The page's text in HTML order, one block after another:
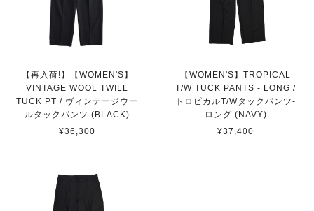
【再入荷!】【WOMEN'S】
VINTAGE WOOL TWILL
TUCK PT / ヴィンテージウー
ルタックパンツ (BLACK)
¥36,300
【WOMEN'S】TROPICAL
T/W TUCK PANTS - LONG /
トロピカルT/Wタックパンツ-
ロング (NAVY)
¥37,400